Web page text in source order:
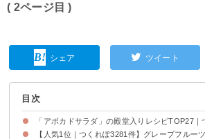
( 2ページ目 )
シェア ツイート
目次
「アボカドサラダ」の殿堂入りレシピTOP27｜
【人気1位｜つくれぽ3281件】グレープフルー